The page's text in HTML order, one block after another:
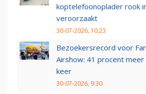
koptelefoonoplader rook
veroorzaakt
30-07-2026, 10:23
Bezoekersrecord voor
Airshow: 41 procent
keer
30-07-2026, 9:30